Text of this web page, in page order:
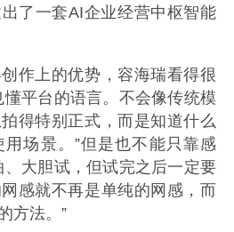
了一套AI企业经营中枢智能
作上的优势，容海瑞看得很
懂平台的语言。不会像传统模
得特别正式，而是知道什么
场景。”但是也不能只靠感
、大胆试，但试完之后一定要
感就不再是单纯的网感，而
方法。”